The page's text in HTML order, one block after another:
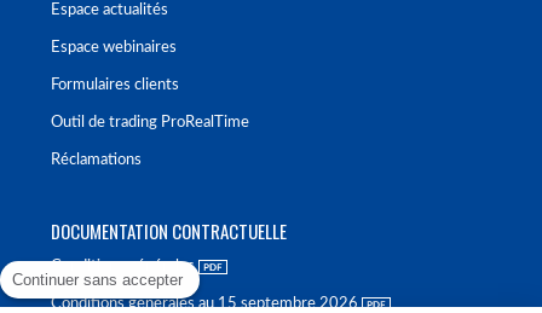
Espace actualités
Espace webinaires
Formulaires clients
Outil de trading ProRealTime
Réclamations
DOCUMENTATION CONTRACTUELLE
Conditions générales
Conditions générales au 15 septembre 2026
Continuer sans accepter